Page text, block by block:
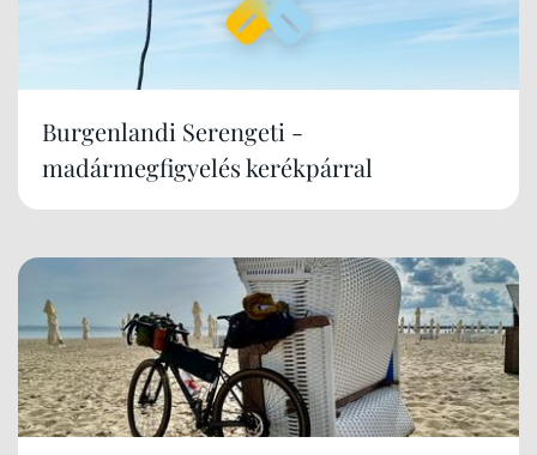
Burgenlandi Serengeti -
madármegfigyelés kerékpárral